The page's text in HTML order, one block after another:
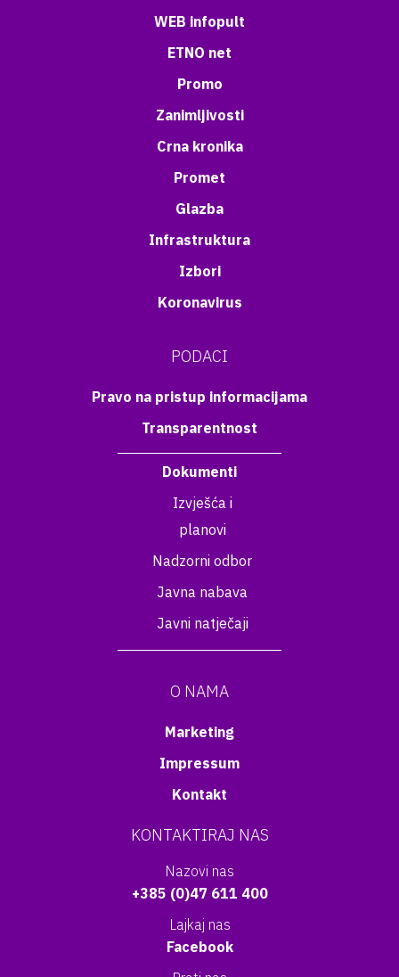
WEB infopult
ETNO net
Promo
Zanimljivosti
Crna kronika
Promet
Glazba
Infrastruktura
Izbori
Koronavirus
PODACI
Pravo na pristup informacijama
Transparentnost
Dokumenti
Izvješća i
planovi
Nadzorni odbor
Javna nabava
Javni natječaji
O NAMA
Marketing
Impressum
Kontakt
KONTAKTIRAJ NAS
Nazovi nas
+385 (0)47 611 400
Lajkaj nas
Facebook